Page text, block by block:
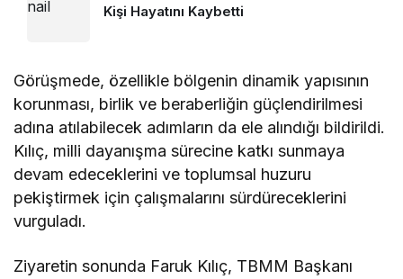
Kişi Hayatını Kaybetti
Görüşmede, özellikle bölgenin dinamik yapısının
korunması, birlik ve beraberliğin güçlendirilmesi
adına atılabilecek adımların da ele alındığı bildirildi.
Kılıç, milli dayanışma sürecine katkı sunmaya
devam edeceklerini ve toplumsal huzuru
pekiştirmek için çalışmalarını sürdüreceklerini
vurguladı.
Ziyaretin sonunda Faruk Kılıç, TBMM Başkanı